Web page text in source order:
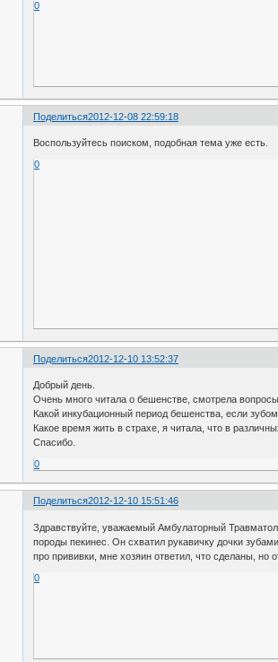
0
Поделиться2012-12-08 22:59:18
Воспользуйтесь поиском, подобная тема уже есть.
0
Поделиться2012-12-10 13:52:37
Добрый день.
Очень много читала о бешенстве, смотрела
Какой инкубационный период бешенства, если
Какое время жить в страхе, я читала, что в
Спасибо.
0
Поделиться2012-12-10 15:51:46
Здравствуйте, уважаемый Амбулаторный
породы пекинес. Он схватил рукавичку дочки
про прививки, мне хозяин ответил, что сделаны, но
0